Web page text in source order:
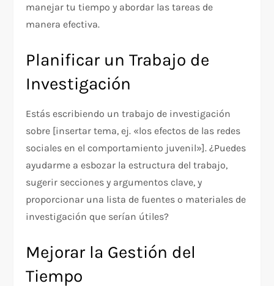
manejar tu tiempo y abordar las tareas de
manera efectiva.
Planificar un Trabajo de
Investigación
Estás escribiendo un trabajo de investigación
sobre [insertar tema, ej. «los efectos de las redes
sociales en el comportamiento juvenil»]. ¿Puedes
ayudarme a esbozar la estructura del trabajo,
sugerir secciones y argumentos clave, y
proporcionar una lista de fuentes o materiales de
investigación que serían útiles?
Mejorar la Gestión del
Tiempo